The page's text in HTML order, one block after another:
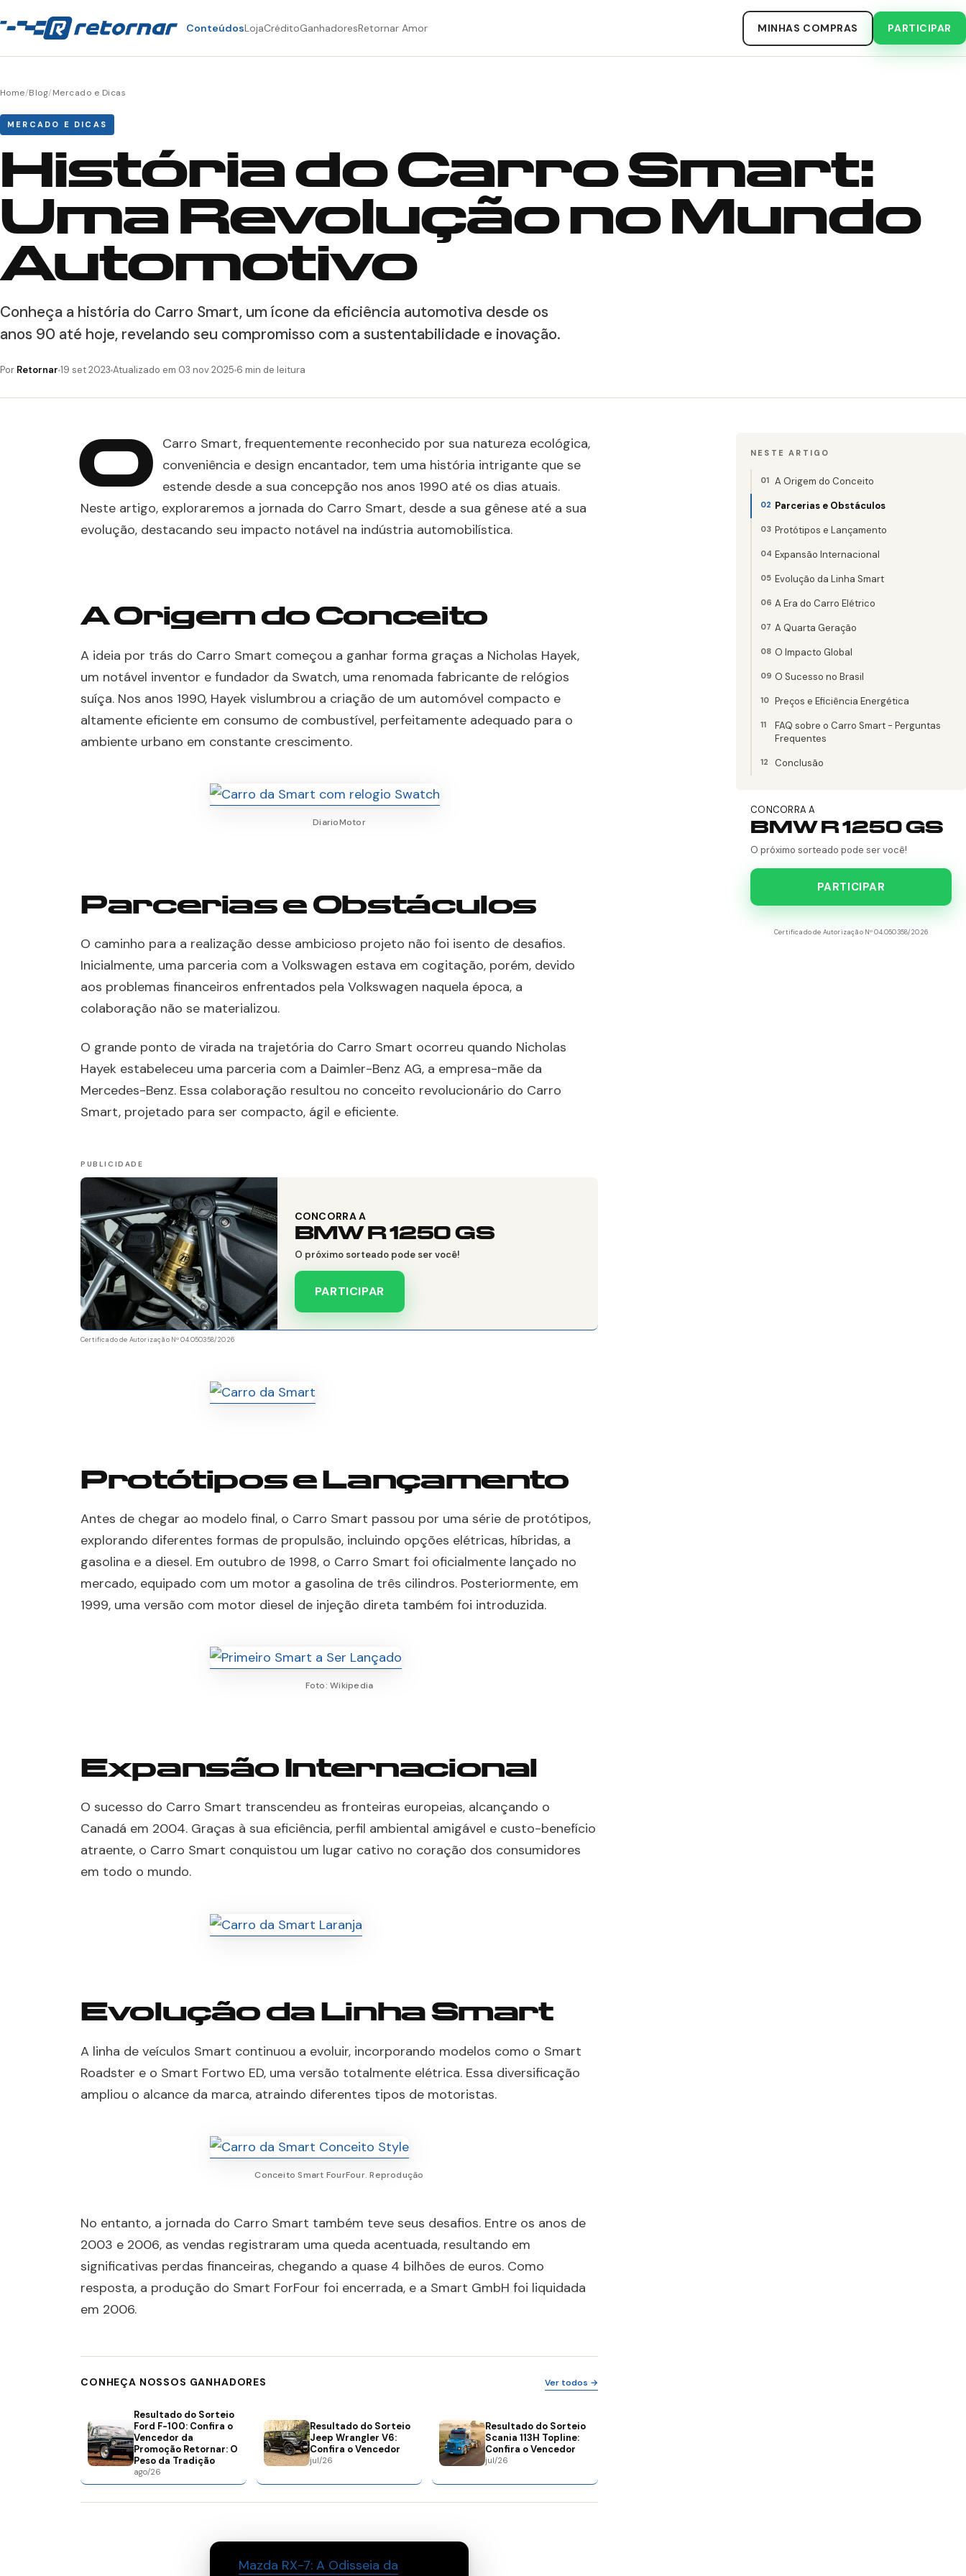
ConteúdosLojaCréditoGanhadoresRetornar Amor MINHAS COMPRAS PARTICIPAR
Home/Blog/Mercado e Dicas
MERCADO E DICAS
História do Carro Smart:
Uma Revolução no Mundo
Automotivo
Conheça a história do Carro Smart, um ícone da eficiência automotiva desde os
anos 90 até hoje, revelando seu compromisso com a sustentabilidade e inovação.
Por Retornar 19 set 2023 Atualizado em 03 nov 2025 6 min de leitura
O Carro Smart, frequentemente reconhecido por sua natureza ecológica,
conveniência e design encantador, tem uma história intrigante que se
estende desde a sua concepção nos anos 1990 até os dias atuais.
Neste artigo, exploraremos a jornada do Carro Smart, desde a sua gênese até a sua
evolução, destacando seu impacto notável na indústria automobilística.
A Origem do Conceito
A ideia por trás do Carro Smart começou a ganhar forma graças a Nicholas Hayek,
um notável inventor e fundador da Swatch, uma renomada fabricante de relógios
suíça. Nos anos 1990, Hayek vislumbrou a criação de um automóvel compacto e
altamente eficiente em consumo de combustível, perfeitamente adequado para o
ambiente urbano em constante crescimento.
DiarioMotor
Parcerias e Obstáculos
O caminho para a realização desse ambicioso projeto não foi isento de desafios.
Inicialmente, uma parceria com a Volkswagen estava em cogitação, porém, devido
aos problemas financeiros enfrentados pela Volkswagen naquela época, a
colaboração não se materializou.
O grande ponto de virada na trajetória do Carro Smart ocorreu quando Nicholas
Hayek estabeleceu uma parceria com a Daimler-Benz AG, a empresa-mãe da
Mercedes-Benz. Essa colaboração resultou no conceito revolucionário do Carro
Smart, projetado para ser compacto, ágil e eficiente.
CONCORRA A
BMW R 1250 GS
O próximo sorteado pode ser você!
PARTICIPAR
Certificado de Autorização Nº 04.050358/2026
Protótipos e Lançamento
Antes de chegar ao modelo final, o Carro Smart passou por uma série de protótipos,
explorando diferentes formas de propulsão, incluindo opções elétricas, híbridas, a
gasolina e a diesel. Em outubro de 1998, o Carro Smart foi oficialmente lançado no
mercado, equipado com um motor a gasolina de três cilindros. Posteriormente, em
1999, uma versão com motor diesel de injeção direta também foi introduzida.
Foto: Wikipedia
Expansão Internacional
O sucesso do Carro Smart transcendeu as fronteiras europeias, alcançando o
Canadá em 2004. Graças à sua eficiência, perfil ambiental amigável e custo-benefício
atraente, o Carro Smart conquistou um lugar cativo no coração dos consumidores
em todo o mundo.
Evolução da Linha Smart
A linha de veículos Smart continuou a evoluir, incorporando modelos como o Smart
Roadster e o Smart Fortwo ED, uma versão totalmente elétrica. Essa diversificação
ampliou o alcance da marca, atraindo diferentes tipos de motoristas.
Conceito Smart FourFour. Reprodução
No entanto, a jornada do Carro Smart também teve seus desafios. Entre os anos de
2003 e 2006, as vendas registraram uma queda acentuada, resultando em
significativas perdas financeiras, chegando a quase 4 bilhões de euros. Como
resposta, a produção do Smart ForFour foi encerrada, e a Smart GmbH foi liquidada
em 2006.
CONHEÇA NOSSOS GANHADORES Ver todos →
Resultado do Sorteio
Ford F-100: Confira o
Vencedor da
Promoção Retornar: O
Peso da Tradição
ago/26
Resultado do Sorteio
Jeep Wrangler V6:
Confira o Vencedor
jul/26
Resultado do Sorteio
Scania 113H Topline:
Confira o Vencedor
jul/26
Mazda RX-7: A Odisseia da
NESTE ARTIGO
A Origem do Conceito
Parcerias e Obstáculos
Protótipos e Lançamento
Expansão Internacional
Evolução da Linha Smart
A Era do Carro Elétrico
A Quarta Geração
O Impacto Global
O Sucesso no Brasil
Preços e Eficiência Energética
FAQ sobre o Carro Smart - Perguntas
Frequentes
Conclusão
CONCORRA A
BMW R 1250 GS
O próximo sorteado pode ser você!
PARTICIPAR
Certificado de Autorização Nº 04.050358/2026